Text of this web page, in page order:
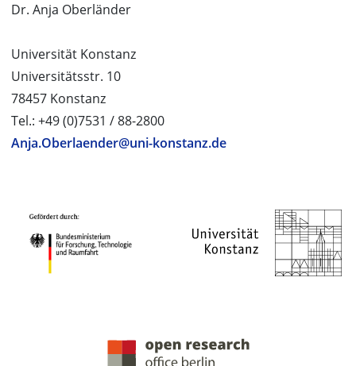
Dr. Anja Oberländer
Universität Konstanz
Universitätsstr. 10
78457 Konstanz
Tel.: +49 (0)7531 / 88-2800
Anja.Oberlaender@uni-konstanz.de